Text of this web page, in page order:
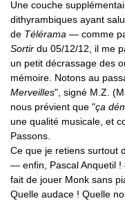
Une couche
dithyrambiques ayant
de Télérama — comme
Sortir du 05/12/12, il me
un petit décrassage des
mémoire. Notons au
Merveilles", signé M.Z.
nous prévient que "ça
une qualité musicale, et
Passons.
Ce que je retiens surtout
— enfin, Pascal Anquetil !
fait de jouer Monk sans
Quelle audace ! Quelle